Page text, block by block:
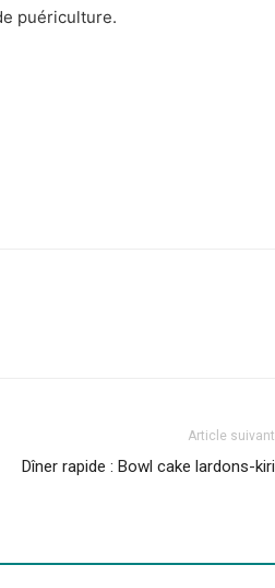
puériculture.
Article suivant
Dîner rapide : Bowl cake lardons-kiri